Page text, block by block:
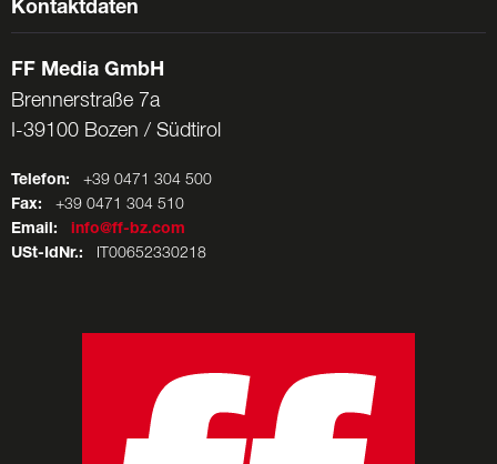
Kontaktdaten
FF Media GmbH
Brennerstraße 7a
I-39100 Bozen / Südtirol
Telefon: +39 0471 304 500
Fax: +39 0471 304 510
Email:
info@ff-bz.com
USt-IdNr.: IT00652330218